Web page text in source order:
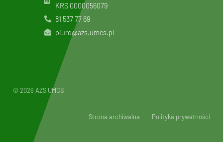
KRS 0000056079
81 537 77 69
biuro@azs.umcs.pl
© 2026 AZS UMCS
Strona archiwalna Polityka prywatności